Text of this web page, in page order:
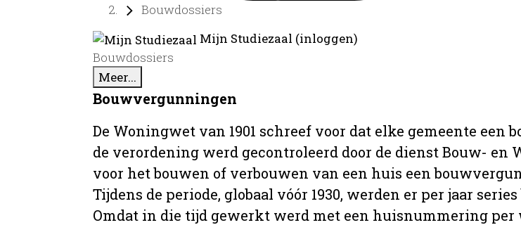
Bouwdossiers
Mijn Studiezaal (inloggen)
Bouwdossiers
Meer...
Bouwvergunningen
De Woningwet van 1901 schreef voor dat elke gemeente
de verordening werd gecontroleerd door de dienst Bouw- en
voor het bouwen of verbouwen van een huis een
Tijdens de periode, globaal vóór 1930, werden er per jaar
Omdat in die tijd gewerkt werd met een huisnummering